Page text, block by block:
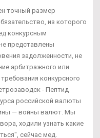
точный размер
из которого
конкурсным
представлены
задолженности, не
арбитражного или
конкурсного
- Пептид
российской валюты
— войны валют. Мы
ходили узнать какие
сейчас мед.